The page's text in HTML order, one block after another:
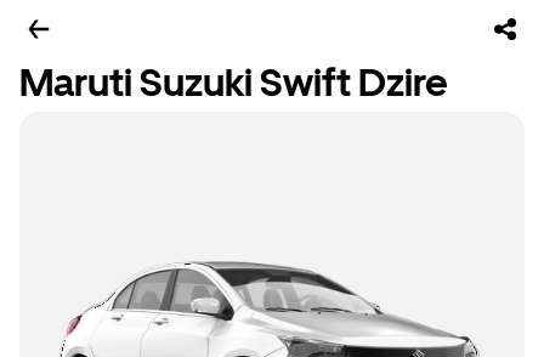
Maruti Suzuki Swift Dzire